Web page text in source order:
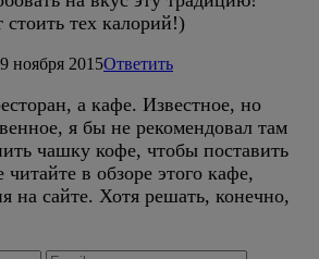
тех калорий!)
ноября 2015Ответить
а кафе. Известное, но
я бы не рекомендовал там
чашку кофе, чтобы поставить
в обзоре этого кафе,
на сайте. Хотя решать, конечно,